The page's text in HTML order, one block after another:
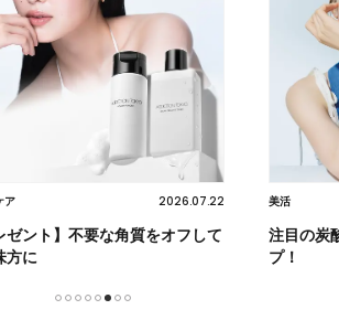
ア 2026.07.22
ゼント】不要な角質をオフして
方に
美活
注目の炭
プ！